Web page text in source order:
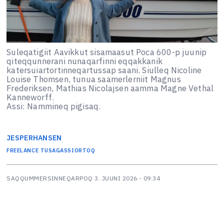
Suleqatigiit Aavikkut sisamaasut Poca 600-p juunip
qiteqqunnerani nunaqarfinni eqqakkanik
katersuiartortinneqartussap saani. Siulleq Nicoline
Louise Thomsen, tunua saamerlerniit Magnus
Frederiksen, Mathias Nicolajsen aamma Magne Vethal
Kanneworff.
Assi: Nammineq pigisaq.
JESPERHANSEN
FREELANCE TUSAGASSIORTOQ
SAQQUMMERSINNEQARPOQ 3. JUUNI 2026 - 09:34